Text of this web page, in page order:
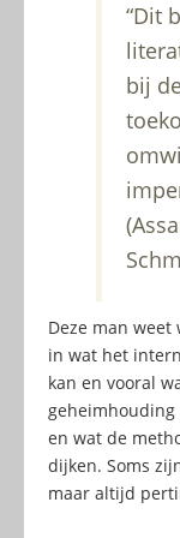
“Dit
bij
Deze man
in wat het
kan en vooral
en wat de
dijken. Soms
maar altijd